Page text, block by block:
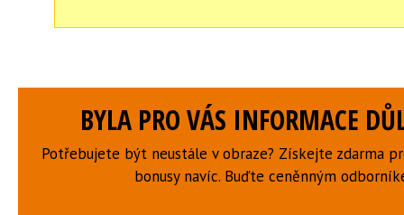
BYLA PRO VÁS INFORMACE
Potřebujete být neustále v obraze? Získejte zdarma
bonusy navíc. Buďte ceněnným